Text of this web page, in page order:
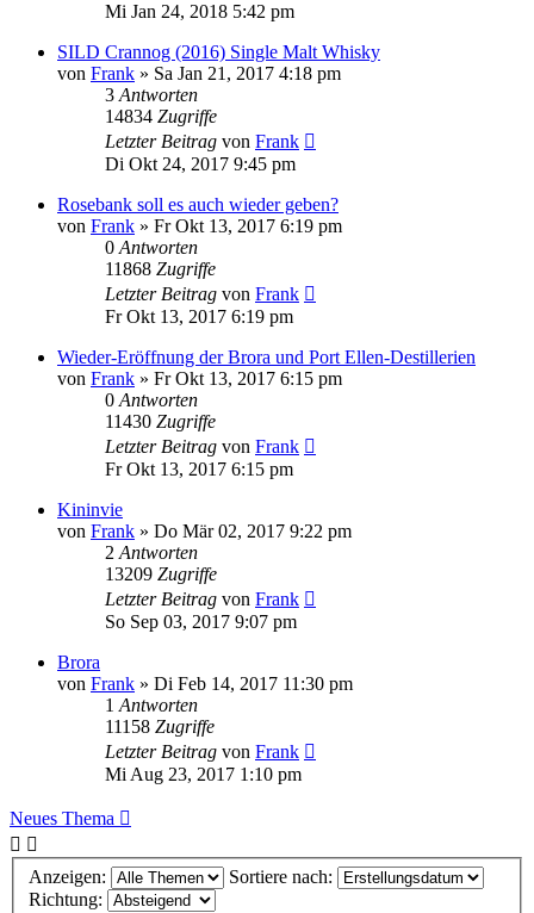
Mi Jan 24, 2018 5:42 pm
SILD Crannog (2016) Single Malt Whisky
von Frank » Sa Jan 21, 2017 4:18 pm
3 Antworten
14834 Zugriffe
Letzter Beitrag von Frank
Di Okt 24, 2017 9:45 pm
Rosebank soll es auch wieder geben?
von Frank » Fr Okt 13, 2017 6:19 pm
0 Antworten
11868 Zugriffe
Letzter Beitrag von Frank
Fr Okt 13, 2017 6:19 pm
Wieder-Eröffnung der Brora und Port Ellen-Destillerien
von Frank » Fr Okt 13, 2017 6:15 pm
0 Antworten
11430 Zugriffe
Letzter Beitrag von Frank
Fr Okt 13, 2017 6:15 pm
Kininvie
von Frank » Do Mär 02, 2017 9:22 pm
2 Antworten
13209 Zugriffe
Letzter Beitrag von Frank
So Sep 03, 2017 9:07 pm
Brora
von Frank » Di Feb 14, 2017 11:30 pm
1 Antworten
11158 Zugriffe
Letzter Beitrag von Frank
Mi Aug 23, 2017 1:10 pm
Neues Thema
Anzeigen:
Sortiere nach:
Richtung: